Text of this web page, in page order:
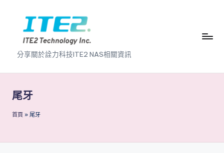
content
I
T
E
2
N
分享關於詮力科技ITE2 NAS相關資訊
尾牙
首頁 » 尾牙